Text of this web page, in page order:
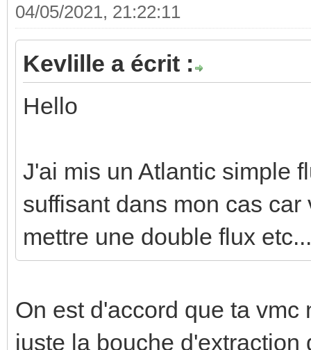
04/05/2021, 21:22:11
Kevlille a écrit :
Hello
J'ai mis un Atlantic simple
suffisant dans mon cas
mettre une double flux etc...
On est d'accord que ta
juste la bouche